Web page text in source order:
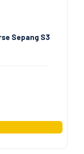
Sepang S3